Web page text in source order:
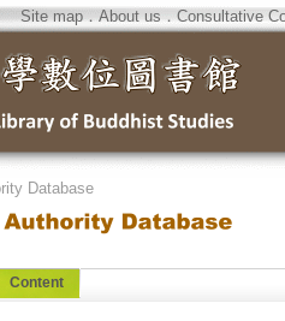
Site map．About us．Consultative
Database
Content